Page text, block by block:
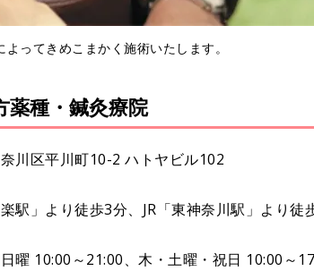
ってきめこまかく施術いたします。
薬種・鍼灸療院
川区平川町10-2 ハトヤビル102
駅」より徒歩3分、JR「東神奈川駅」より徒
曜 10:00～21:00、木・土曜・祝日 10:00～